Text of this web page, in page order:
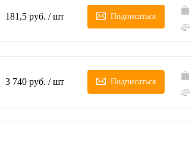
181,5 руб. / шт Подписаться
3 740 руб. / шт Подписаться